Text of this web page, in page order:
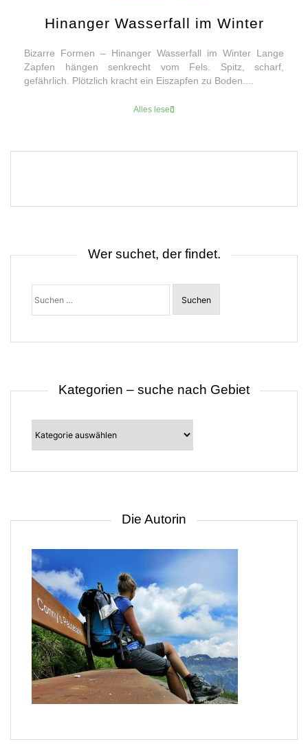
Hinanger Wasserfall im Winter
Bizarre Formen – Hinanger Wasserfall im Winter Lange
Zapfen hängen senkrecht vom Fels. Spitz, scharf,
gefährlich. Plötzlich kracht ein Eiszapfen zu Boden....
Alles lesen
Wer suchet, der findet.
Suchen
nach:
Kategorien – suche nach Gebiet
–
suche
nach
Die Autorin